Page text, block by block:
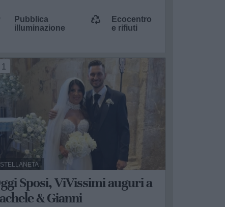
Pubblica
illuminazione
Ecocentro
e rifiuti
1
Sposi, ViVissimi auguri a
& Gianni